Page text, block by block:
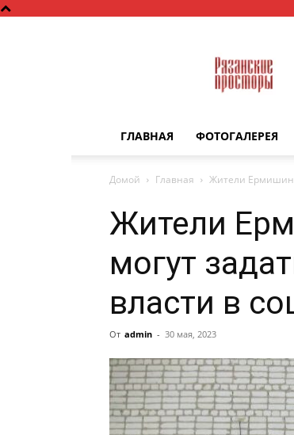
просторы
ГЛАВНАЯ ФОТОГАЛЕРЕЯ
Домой Главная Жители
Жители
могут
власти в
От admin - 30 мая, 2023